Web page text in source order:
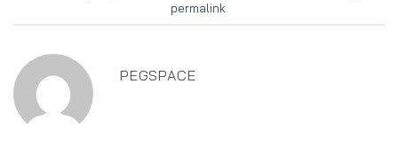
permalink.
PEGSPACE